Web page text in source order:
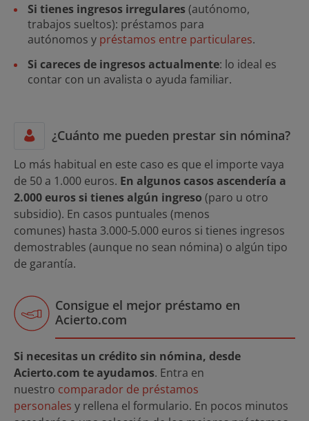
Si tienes ingresos irregulares(autónomo,
trabajos sueltos): préstamos para
autónomos y préstamos entre particulares.
Si careces de ingresos actualmente: lo ideal es
contar con un avalista o ayuda familiar.
¿Cuánto me pueden prestar sin nómina?
Lo más habitual en este caso es que el importe vaya
de 50 a 1.000 euros. En algunos casos ascendería a
2.000 euros si tienes algún ingreso (paro u otro
subsidio). En casos puntuales (menos
comunes) hasta 3.000-5.000 euros si tienes ingresos
demostrables (aunque no sean nómina) o algún tipo
de garantía.
Consigue el mejor préstamo en
Acierto.com
Si necesitas un crédito sin nómina, desde
Acierto.com te ayudamos. Entra en
nuestro comparador de préstamos
personales y rellena el formulario. En pocos minutos